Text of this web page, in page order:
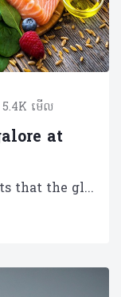
5.4K មើល
at
By 2022, market research suggests that the global market for nutraceuticals may reach US$302,306 million[1]. The opportunity is great because the market is for foods and beverages that could help to prevent or treat diseases. To discover this market, head to the Singapore Marina Bay Sands Expo and Convention this September 11 and 12 for Vitafoods Asia 2018. Vitafoods Asia brings together buyers, distributors, retailers and suppliers to do business and uncover high-quality, innovative dietary supplements and functional food and beverages. Key components of the exhibition include high-quality, innovative dietary supplements and functional food and beverages from a showcase of over 300 exhibitors. The products help to improve health, wellbeing, physical and mental health and include energy drinks to meal replacement bars, chewable supplements to effervescent tablets and everything in-between. Moreover, there is a New Products Zone where you can discover the latest innovations and market successes in ingredients and finished products. At Vitafoods Asia you can source and taste the very latest products to hit the market at the Tasting Centre. Among the exhibitors, for example, is DuPont Nutrition & Health, a subsidiary of the United States-based conglomerate DuPont. At Vitafoods Asia 2018, DuPont is hosting the DuPont Hospitality Suite, where a team of innovative solvers, deep consumer insights and broad product portfolio will help you turn challenges into high-value business opportunities. Hosted by experts in the field, make an appointment at the suite for a “Meet & Greet” session. There will be 2 presentations per day, sharing what’s hot and relevant in Asia. “We’re going to place products with health-enhancing benefits and solutions backed by ground-breaking science at the heart of our presence at the event this year. We will also share the research behind our science and demonstrate how it can be translated into successful ingredient formulations and product launches,” said Dr Li Yongjing, DuPont Nutrition & Health’s regional president for Asia. The firm will also present two talks on its work and findings, on new insights and therapeutic strategies for shaping the gut microbiota, which is the ecosystem of microorganisms in people’s guts that influences their health, and on human milk oligosaccharides (HMOs), which are sugars found in high concentrations only in human milk and confer health benefits. Researchers are trying to harness HMOs to make infant formulas more like breast milk. Clinically-substantiated supplements, especially those for women and children, will be at the heart of the products at PharmaLinea’s booth. The Slovenia-based firm sells private label food supplements – those that are manufactured by one company but sold by another – and offers services to other businesses in the nutraceutical industry. “Our primary focus is on women and children, and we have developed excellence in liquid product forms and convenient single-serve forms. Our latest cutting-edge solutions address iron deficiency, immunity, pregnancy, gut health and children’s sleep, among others,” said PharmaLinea marketing and public relations project manager Matevz Ambrozic. “The VitaFoods Asia exhibition will also give us the opportunity to present our business model, which is unique to the industry. The complete service we offer includes extensive scientific support, which greatly facilitates medical detailing. Our regulatory team also provides all the necessary information and documentation during the registration process,” he said. People interested in supplements that could reduce the risk of heart attacks should visit Italy-headquartered company Indena’s booth. Indena will be presenting several of its new ingredients for nutraceuticals, including one, derived from the fruit of a plant in southern Italy, that is safe and effective in reducing cardiovascular risks. Indena will also introduce a product suitable for sports nutrition to improve athletes’ training, performance and recovery. The PT Cekindo Bisnis Grup, a consulting company in Indonesia that helps businesses planning to expand into the country, will share information about Indonesian regulations and product registration processes relevant to the nutraceuticals industry, within the Industry Advice Zone. Cekindo chairman Michal Wasserbauer noted that Indonesian is home to more than 260 million people and is one of the fastest growing pharmaceutical markets in Asia. “Moreover, Indonesian people are now more aware of the importance of having a healthier lifestyle. Per person revenues have significantly risen in the last few years and are expected to continue to rise over the next decade, which means that the middle class’s spending power on healthcare products is growing,” he continued. In the Industry Advice Zone, exhibitors and professional visitors can access advice for regulation interpretation and consultation on food regulation problems. A key partner is Antion, a Chinese regulation consulting company engaged in services to the food industry. Another partner is the Singapore Institute of Food Science and Technology (SIFST), who will offer professional advice and expertise on Food Safety Management, especially for food and healthcare products meant for import and export markets. Mintel, a market research company, and the Japan Food Research Laboratories and the Chemical Inspection and Regulation Service (CIRS), a leading product safety and chemical management consulting firm, and the Healthy Marketing Team, who will advise on product innovation are also available in this Zone as advisors. Returning exhibitors say that the event provides a comprehensive overview of nutraceuticals. “We’ve been participating in Vitafoods Asia since its very first edition, and it has grown in both the number and quality of exhibitors, visitors and scientific programmes. We expect the same high quality this year and beyond,” said Indena marketing director Cosimo Palumbo. Mr Wasserbauer noted: “Vitafoods Asia 2018 will be one of the biggest events in Asia, so we definitely do not want to miss it.” [1] *Nutraceuticals Market Global Opportunity Analysis and Industry Forecast, 2014-2022. Allied Market Research. December, 2016. About Vitafoods Asia Vitafoods Asia is part of Informa Exhibitions’ Global Health & Nutrition Network (GHNN), which brings together a portfolio of events, digital media and publishing for marketers, manufacturers and formulators of nutrition and dietary supplements, healthy foods/beverages and personal care products. GHNN’s events include Vitafoods Europe, Vitafoods Asia, SupplySide West and SupplySide East. Natural Products INSIDER is the global media brand covering healthy ingredients and finished applications. Vitafoods Insights offers online content and a series of topic-specific digital magazines that bring highlights of the Vitafoods events to a global audience. SupplySide West & Vitafoods Global Storefronts offers a new online environment where ingredient buyers and product developers can find and connect with the suppliers and solutions they need, all year long. For more information, visit www.informaglobalhealth.com. Informa’s Global Exhibitions Division organises transaction-oriented exhibitions and trade shows, which provide buyers and sellers across different industries and communities with a powerful platform to meet face-to-face, build relationships and conduct business. Informa has a portfolio of more than 150 exhibitions, serving a number of core verticals, including Health & Nutrition, Beauty, Property & Construction and Pop Culture.